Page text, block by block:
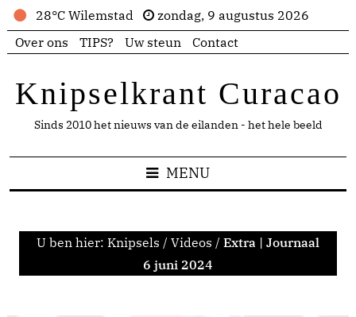
28°C Wilemstad
zondag, 9 augustus 2026
Over ons
TIPS? Uw steun Contact
Knipselkrant Curacao
Sinds 2010 het nieuws van de eilanden - het hele beeld
MENU
U ben hier: Knipsels / Videos / Extra | Journaal
6 juni 2024